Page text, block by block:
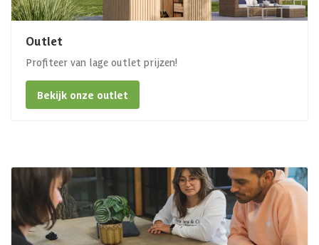
Outlet
Profiteer van lage outlet prijzen!
Bekijk onze outlet